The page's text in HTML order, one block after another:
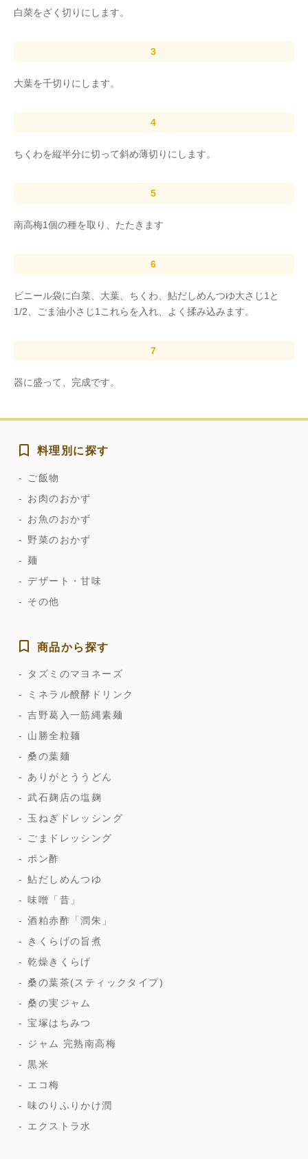
白菜をざく切りにします。
大葉を千切りにします。
ちくわを縦半分に切って斜め薄切りにします。
南高梅1個の種を取り、たたきます
ビニール袋に白菜、大葉、ちくわ、鮎だしめんつゆ大さじ1と
1/2、ごま油小さじ1これらを入れ、よく揉み込みます。
器に盛って、完成です。
料理別に探す
ご飯物
お肉のおかず
お魚のおかず
野菜のおかず
麺
デザート・甘味
その他
商品から探す
タズミのマヨネーズ
ミネラル醗酵ドリンク
吉野葛入一筋縄素麺
山勝全粒麺
桑の葉麺
ありがとううどん
武石麹店の塩麹
玉ねぎドレッシング
ごまドレッシング
ポン酢
鮎だしめんつゆ
味噌「昔」
酒粕赤酢「潤朱」
きくらげの旨煮
乾燥きくらげ
桑の葉茶(スティックタイプ)
桑の実ジャム
宝塚はちみつ
ジャム 完熟南高梅
黒米
エコ梅
味のりふりかけ潤
エクストラ水